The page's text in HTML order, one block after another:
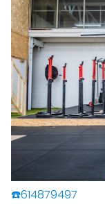
☎️614879497